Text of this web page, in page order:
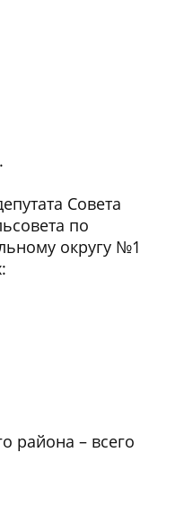
Совета
по
округу №1
района – всего